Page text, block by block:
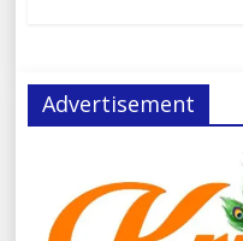
Advertisement